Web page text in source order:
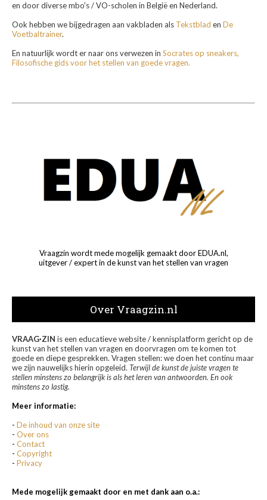
en door diverse mbo's / VO-scholen in België en Nederland.
Ook hebben we bijgedragen aan vakbladen als Tekstblad en De
Voetbaltrainer.
En natuurlijk wordt er naar ons verwezen in Socrates op sneakers,
Filosofische gids voor het stellen van goede vragen.
Vraagzin wordt mede mogelijk gemaakt door EDUA.nl,
uitgever / expert in de kunst van het stellen van vragen
Over Vraagzin.nl
VRAAG·ZIN is een educatieve website / kennisplatform gericht op de
kunst van het stellen van vragen en doorvragen om te komen tot
goede en diepe gesprekken. Vragen stellen: we doen het continu maar
we zijn nauwelijks hierin opgeleid. Terwijl de kunst de juiste vragen te
stellen minstens zo belangrijk is als het leren van antwoorden. En ook
minstens zo lastig.
Meer informatie:
- De inhoud van onze site
- Over ons
- Contact
- Copyright
- Privacy
Mede mogelijk gemaakt door en met dank aan o.a.: